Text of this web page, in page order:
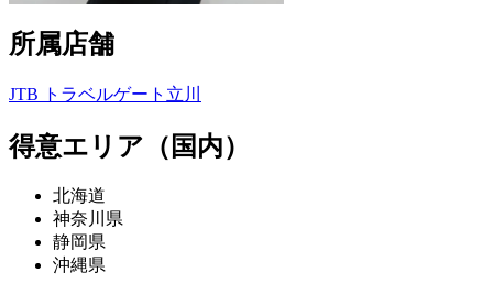
所属店舗
JTB トラベルゲート立川
得意エリア（国内）
北海道
神奈川県
静岡県
沖縄県